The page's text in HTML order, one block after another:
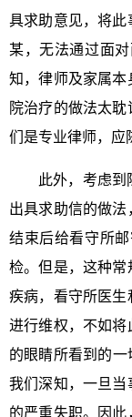
具求助意见，将
某，无法通过面
知，律师及家属
院治疗的做法太
们是专业律师，应
此外，考虑
出具求助信的做
结束后给看守所
检。但是，这种
疾病，看守所医
进行维权，不如
的眼睛所看到的
我们深知，一旦
的严重失职。因